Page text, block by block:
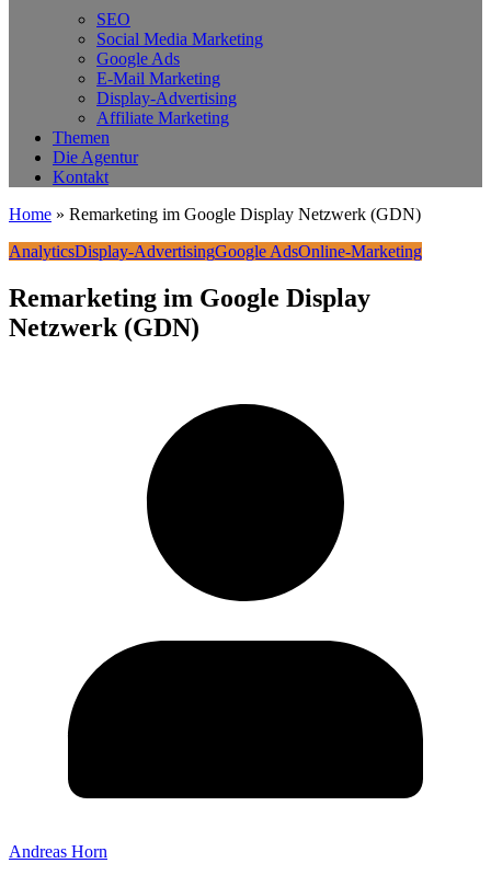
SEO
Social Media Marketing
Google Ads
E-Mail Marketing
Display-Advertising
Affiliate Marketing
Themen
Die Agentur
Kontakt
Home » Remarketing im Google Display Netzwerk (GDN)
AnalyticsDisplay-AdvertisingGoogle AdsOnline-Marketing
Remarketing im Google Display
Netzwerk (GDN)
Andreas Horn